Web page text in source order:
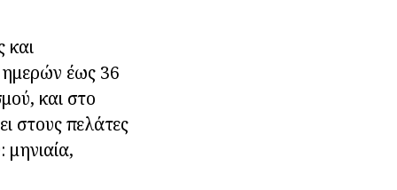
και
ημερών έως 36
και στο
στους πελάτες